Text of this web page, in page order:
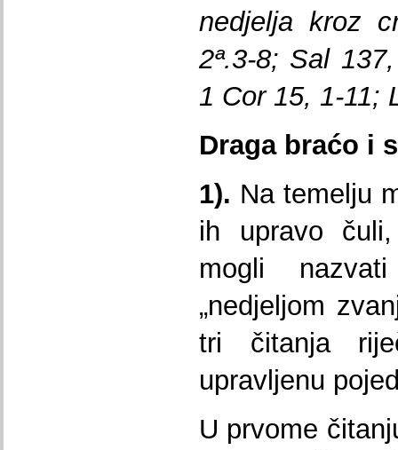
nedjelja kroz
2ª.3-8; Sal
1 Cor15, 1-11;
Draga braćo i
1). Na temelju
ih upravo
mogli
„nedjeljom
tri čitanja
upravljenu
U prvome